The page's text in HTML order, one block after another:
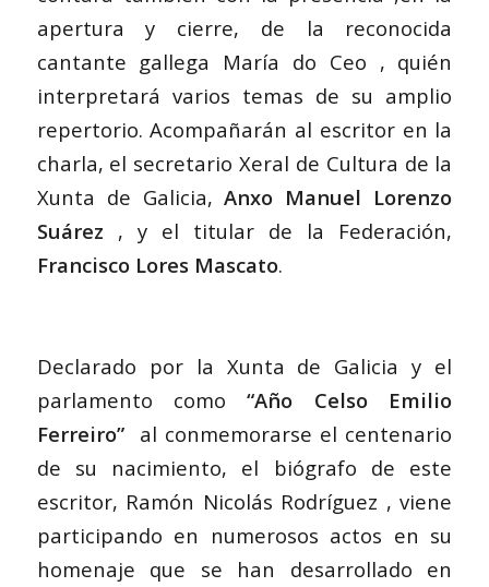
apertura y cierre, de la reconocida
cantante gallega María do Ceo , quién
interpretará varios temas de su amplio
repertorio. Acompañarán al escritor en la
charla, el secretario Xeral de Cultura de la
Xunta de Galicia, Anxo Manuel Lorenzo
Suárez , y el titular de la Federación,
Francisco Lores Mascato.
Declarado por la Xunta de Galicia y el
parlamento como “Año Celso Emilio
Ferreiro”al conmemorarse el centenario
de su nacimiento, el biógrafo de este
escritor, Ramón Nicolás Rodríguez , viene
participando en numerosos actos en su
homenaje que se han desarrollado en